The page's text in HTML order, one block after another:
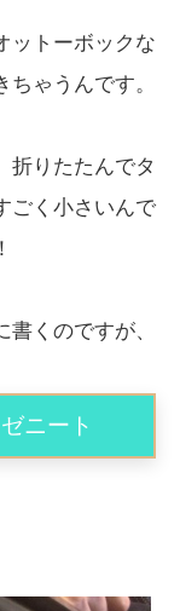
ットーボックな
ゃうんです。
りたたんでタ
ごく小さいんで
くのですが、
ニート